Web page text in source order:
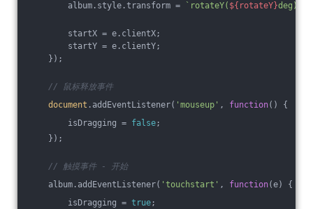
album.style.transform = `rotateY( ${rotateY}deg)
startX = e.clientX;
startY = e.clientY;
});
// 鼠标释放事件
document .addEventListener( 'mouseup' , function( ) {
isDragging = false;
});
// 触摸事件 - 开始
album.addEventListener( 'touchstart' , function(e) {
isDragging = true;